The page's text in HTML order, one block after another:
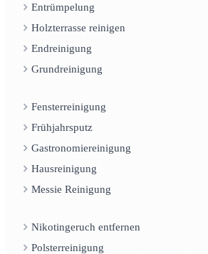
Entrümpelung
Holzterrasse reinigen
Endreinigung
Grundreinigung
Fensterreinigung
Frühjahrsputz
Gastronomiereinigung
Hausreinigung
Messie Reinigung
Nikotingeruch entfernen
Polsterreinigung